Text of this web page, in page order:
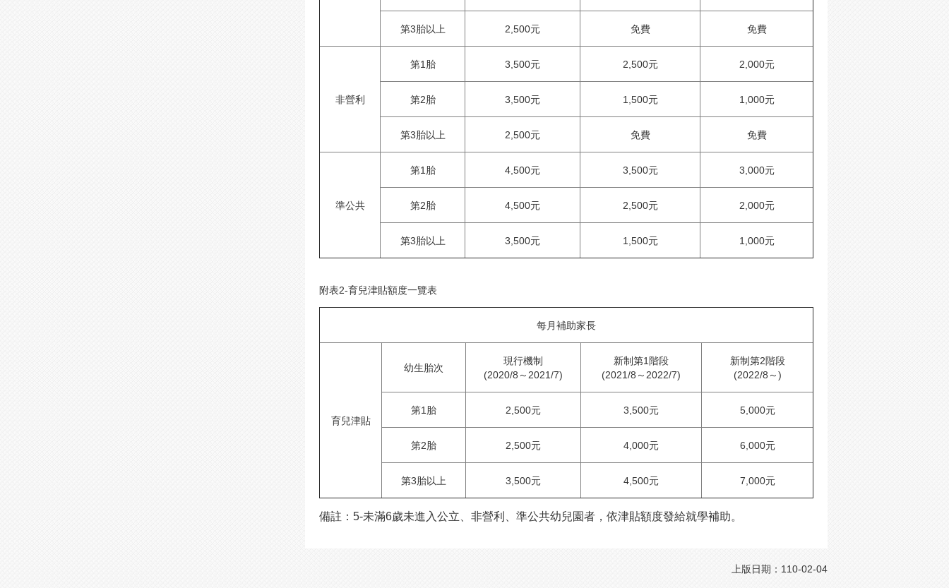
第3胎以上 2,500元 免費 免費
非營利
第1胎 3,500元 2,500元 2,000元
第2胎 3,500元 1,500元 1,000元
第3胎以上 2,500元 免費 免費
準公共
第1胎 4,500元 3,500元 3,000元
第2胎 4,500元 2,500元 2,000元
第3胎以上 3,500元 1,500元 1,000元
附表2-育兒津貼額度一覽表
每月補助家長
育兒津貼
幼生胎次
現行機制
(2020/8～2021/7)
新制第1階段
(2021/8～2022/7)
新制第2階段
(2022/8～)
第1胎 2,500元 3,500元 5,000元
第2胎 2,500元 4,000元 6,000元
第3胎以上 3,500元 4,500元 7,000元
備註：5-未滿6歲未進入公立、非營利、準公共幼兒園者，依津貼額度發給就學補助。
上版日期：110-02-04